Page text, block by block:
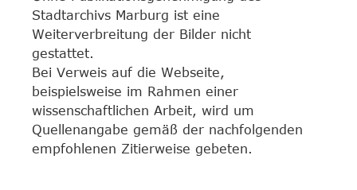
Stadtarchivs Marburg ist eine
Weiterverbreitung der Bilder nicht
gestattet.
Bei Verweis auf die Webseite,
beispielsweise im Rahmen einer
wissenschaftlichen Arbeit, wird um
Quellenangabe gemäß der nachfolgenden
empfohlenen Zitierweise gebeten.